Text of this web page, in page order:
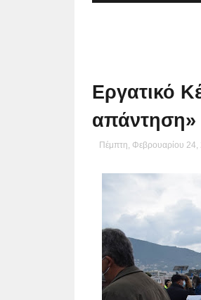
Εργατικό
απάντηση»
Πέμπτη, Φεβρουαρίου 24,